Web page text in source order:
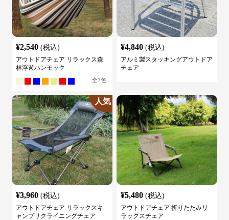
¥2,540 (税込)
アウトドアチェア リラックス森
林浮遊ハンモック
全7色
¥4,840 (税込)
アルミ製スタッキングアウトドア
チェア
人気
¥3,960 (税込)
アウトドアチェア リラックスキ
ャンプリクライニングチェア
¥5,480 (税込)
アウトドアチェア 折りたたみリ
ラックスチェア